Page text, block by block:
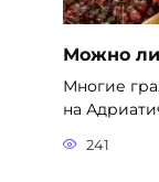
Можно ли
Многие
на
241